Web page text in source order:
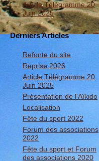
Article Télégramme 20
Juin 2025
Derniers Articles
Refonte du site
Reprise 2026
Article Télégramme 20
Juin 2025
Présentation de l'Aïkido
Localisation
Fête du sport 2022
Forum des associations
2022
Fête du sport et Forum
des associations 2020